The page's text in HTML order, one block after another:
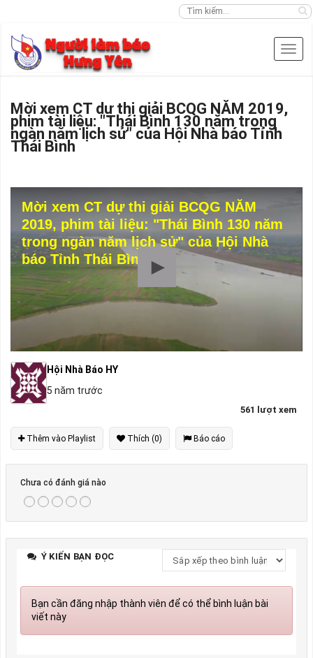
Mời xem CT dự thi giải BCQG NĂM 2019,
phim tài liệu: "Thái Bình 130 năm trong
ngàn năm lịch sử" của Hội Nhà báo Tỉnh
Thái Bình
Mời xem CT dự thi giải BCQG NĂM
2019, phim tài liệu: "Thái Bình 130 năm
trong ngàn năm lịch sử" của Hội Nhà
báo Tỉnh Thái Bình
Hội Nhà Báo HY
5 năm trước
561 lượt xem
Thêm vào Playlist Thích (0) Báo cáo
Chưa có đánh giá nào
Ý KIẾN BẠN ĐỌC
Bạn cần đăng nhập thành viên để có thể bình luận bài
viết này